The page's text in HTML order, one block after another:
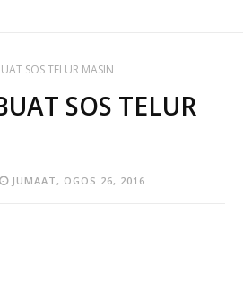
SOS TELUR MASIN
SOS TELUR
JUMAAT, OGOS 26, 2016